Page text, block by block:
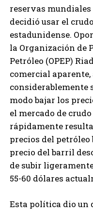
reservas mundiales
decidió usar el
estadunidense.
la Organización de
Petróleo (OPEP)
comercial
considerablemente
modo bajar los
el mercado de
rápidamente
precios del petróleo
precio del barril
de subir
55-60 dólares
Esta política dio un